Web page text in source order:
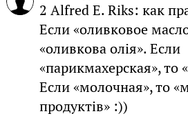
2 Alfred E. Riks: как
Если «оливковое
«оливкова олія». Если
«парикмахерская», то
Если «молочная», то
продуктів» :))